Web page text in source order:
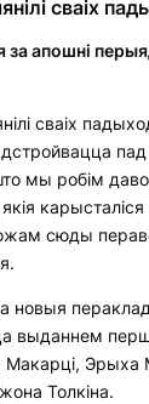
сваіх
за апошні
сваіх
мы робім
сюды
новыя
выданнем
Макарці, Эрыха
Толкіна.